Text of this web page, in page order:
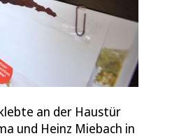
an der Haustür
und Heinz Miebach in